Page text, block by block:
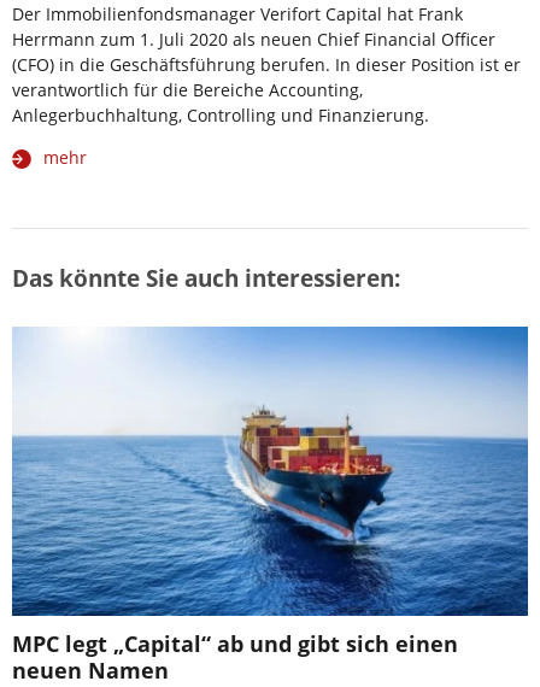
Der Immobilienfondsmanager Verifort Capital hat Frank
Herrmann zum 1. Juli 2020 als neuen Chief Financial Officer
(CFO) in die Geschäftsführung berufen. In dieser Position ist er
verantwortlich für die Bereiche Accounting,
Anlegerbuchhaltung, Controlling und Finanzierung.
mehr
Das könnte Sie auch interessieren:
MPC legt „Capital“ ab und gibt sich einen
neuen Namen